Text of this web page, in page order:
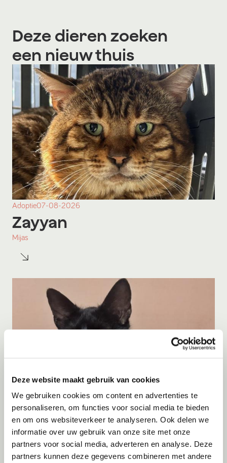
Deze website maakt gebruik van cookies
We gebruiken cookies om content en advertenties te
personaliseren, om functies voor social media te bieden
en om ons websiteverkeer te analyseren. Ook delen we
informatie over uw gebruik van onze site met onze
partners voor social media, adverteren en analyse. Deze
partners kunnen deze gegevens combineren met andere
Deze dieren zoeken
een nieuw thuis
Adoptie07-08-2026
Zayyan
Mijas
Adoptie07-08-2026
Cyka